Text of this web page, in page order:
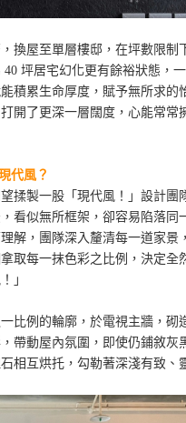
換屋至單層樓邸，在坪數限制
40 坪居宅幻化更有餘裕狀態，
積累生命厚度，賦予無所求的
開了更深一層闊度，心能常常
代風？
揉製一股「現代風！」設計團
看似無所框架，卻容易陷落同
解，團隊深入釐清每一道家景
取每一抹色彩之比例，決定全
」
比例的輪廓，於電視主牆，砌
帶動屋內氛圍，即使仍鋪敘灰
相互烘托，勾勒著深淺有致、